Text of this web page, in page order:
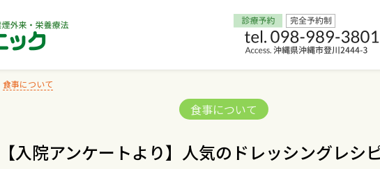
食事について
Categories:
食事について
【入院アンケートより】人気のドレッシングレシ
Home
交通アクセス